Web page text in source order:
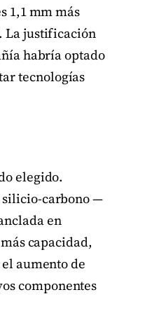
1,1 mm más
La justificación
habría optado
tecnologías
elegido.
silicio-carbono —
en
capacidad,
aumento de
componentes